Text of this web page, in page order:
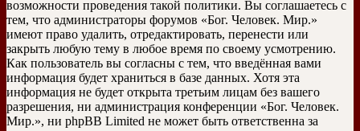
возможности проведения такой политики. Вы соглашаетесь с
тем, что администраторы форумов «Бог. Человек. Мир.»
имеют право удалить, отредактировать, перенести или
закрыть любую тему в любое время по своему усмотрению.
Как пользователь вы согласны с тем, что введённая вами
информация будет храниться в базе данных. Хотя эта
информация не будет открыта третьим лицам без вашего
разрешения, ни администрация конференции «Бог. Человек.
Мир.», ни phpBB Limited не может быть ответственна за